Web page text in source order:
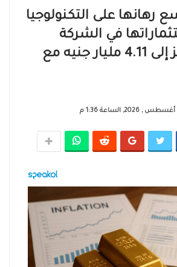
رهانها على التكنولوجيا
في الشركة
الألمانية تقفز إلى 4.11 مليار جنيه مع